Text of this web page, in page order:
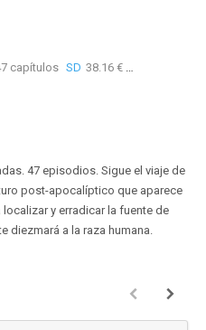
capítulos SD 38.16 €
47 episodios. Sigue el viaje de
post-apocalíptico que aparece
y erradicar la fuente de
diezmará a la raza humana.